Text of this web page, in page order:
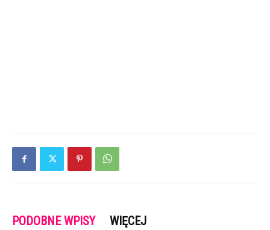
PODOBNE WPISY WIĘCEJ